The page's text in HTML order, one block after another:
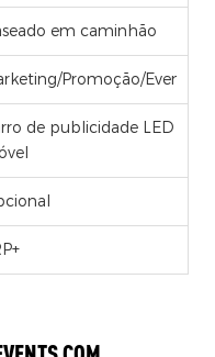
em caminhão
Promoção/Eventos
de publicidade LED